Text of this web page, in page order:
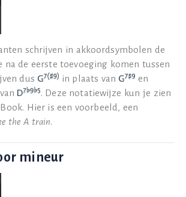
schrijven in akkoordsymbolen de
na de eerste toevoeging komen tussen
dus
in plaats van
en
. Deze notatiewijze kun je zien
Hier is een voorbeeld, een
the A train.
mineur